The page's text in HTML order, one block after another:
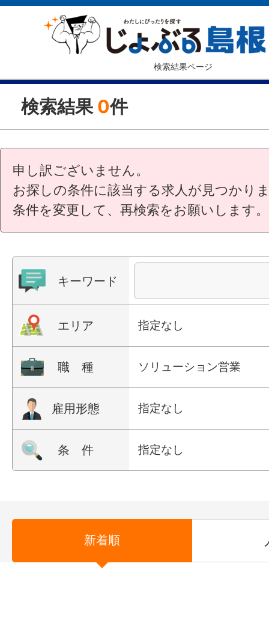
検索結果ページ
検索結果 0件
申し訳ございません。
お探しの条件に該当する求人が見つかり
条件を変更して、再検索をお願いします。
キーワード
エリア 指定なし
職 種 ソリューション営業
雇用形態 指定なし
条 件 指定なし
新着順